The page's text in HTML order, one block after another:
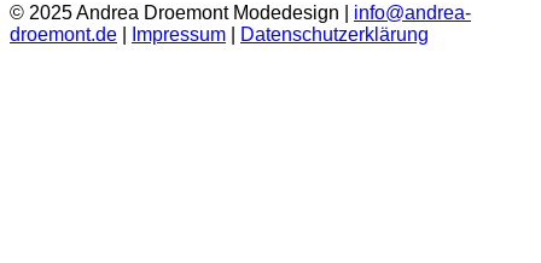
© 2025 Andrea Droemont Modedesign | info@andrea-
droemont.de
Impressum Datenschutzerklärung